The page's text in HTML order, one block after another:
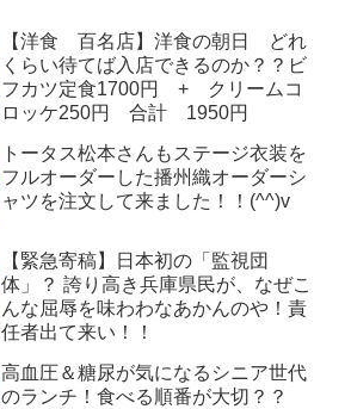
【洋食 百名店】洋食の朝日 どれ
くらい待てば入店できるのか？？ビ
フカツ定食1700円 + クリームコ
ロッケ250円 合計 1950円
トータス松本さんもステージ衣装を
フルオーダーした播州織オーダーシ
ャツを注文して来ました！！(^^)v
【緊急寄稿】日本初の「監視団
体」？ 誇り高き兵庫県民が、なぜこ
んな屈辱を味わわなあかんのや！責
任者出て来い！！
高血圧＆糖尿が気になるシニア世代
のランチ！食べる順番が大切？？